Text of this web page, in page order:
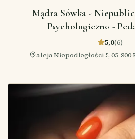
Mądra Sówka -
Psychologiczno -
5,0(6)
aleja Niepodległości 5, 05-